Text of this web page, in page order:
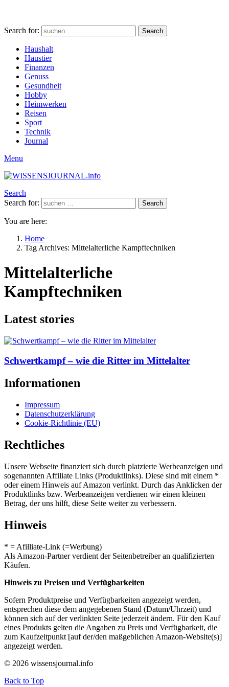
Search for: Search
Haushalt
Haustier
Finanzen
Genuss
Gesundheit
Hobby
Heimwerken
Reisen
Sport
Technik
Journal
Menu
Search
Search for:
Search
You are here:
Home
Tag Archives: Mittelalterliche Kampftechniken
Mittelalterliche
Kampftechniken
Latest stories
Schwertkampf – wie die Ritter im Mittelalter
Informationen
Impressum
Datenschutzerklärung
Cookie-Richtlinie (EU)
Rechtliches
Unsere Webseite finanziert sich durch platzierte Werbeanzeigen und
sogenannten Affiliate Links (Produktlinks). Diese sind mit einem *
oder einem Hinweis auf Amazon verlinkt. Durch das Anklicken der
Produktlinks bzw. Werbeanzeigen verdienen wir einen kleinen
Betrag, der uns hilft, diese Seite weiter zu verbessern.
Hinweis
* = Afilliate-Link (=Werbung)
Als Amazon-Partner verdient der Seitenbetreiber an qualifizierten
Käufen.
Hinweis zu Preisen und Verfügbarkeiten
Sofern Produktpreise und Verfügbarkeiten angezeigt werden,
entsprechen diese dem angegebenen Stand (Datum/Uhrzeit) und
können sich auf der verlinkten Seite jederzeit ändern. Für den Kauf
eines Produkts gelten die Angaben zu Preis und Verfügbarkeit, die
zum Kaufzeitpunkt [auf der/den maßgeblichen Amazon-Website(s)]
angezeigt werden.
© 2026 wissensjournal.info
Back to Top